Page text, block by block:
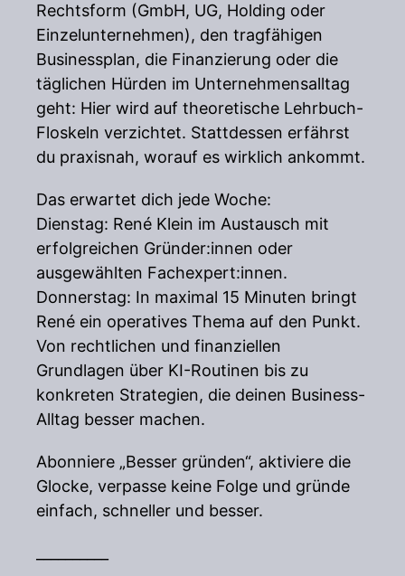
Rechtsform (GmbH, UG, Holding oder
Einzelunternehmen), den tragfähigen
Businessplan, die Finanzierung oder die
täglichen Hürden im Unternehmensalltag
geht: Hier wird auf theoretische Lehrbuch-
Floskeln verzichtet. Stattdessen erfährst
du praxisnah, worauf es wirklich ankommt.
Das erwartet dich jede Woche:
Dienstag: René Klein im Austausch mit
erfolgreichen Gründer:innen oder
ausgewählten Fachexpert:innen.
Donnerstag: In maximal 15 Minuten bringt
René ein operatives Thema auf den Punkt.
Von rechtlichen und finanziellen
Grundlagen über KI-Routinen bis zu
konkreten Strategien, die deinen Business-
Alltag besser machen.
Abonniere „Besser gründen“, aktiviere die
Glocke, verpasse keine Folge und gründe
einfach, schneller und besser.